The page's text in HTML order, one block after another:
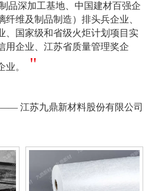
品深加工基地、中国建材百强企
纤维及制品制造）排头兵企业、
、国家级和省级火炬计划项目实
用企业、江苏省质量管理奖企
业。
"
江苏九鼎新材料股份有限公司